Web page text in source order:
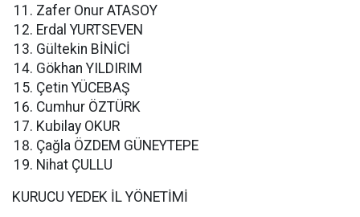
Zafer Onur ATASOY
Erdal YURTSEVEN
Gültekin BİNİCİ
Gökhan YILDIRIM
Çetin YÜCEBAŞ
Cumhur ÖZTÜRK
Kubilay OKUR
Çağla ÖZDEM GÜNEYTEPE
Nihat ÇULLU
KURUCU YEDEK İL YÖNETİMİ